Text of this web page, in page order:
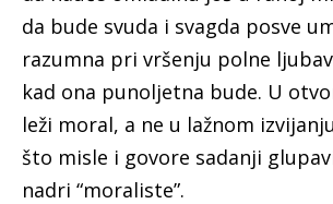
da bude svuda i svagda posve
razumna pri vršenju polne
kad ona punoljetna bude. U
leži moral, a ne u lažnom
što misle i govore sadanji
nadri “moraliste”.